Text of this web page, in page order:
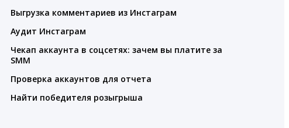
Выгрузка комментариев из Инстаграм
Аудит Инстаграм
Чекап аккаунта в соцсетях: зачем вы платите за
SMM
Проверка аккаунтов для отчета
Найти победителя розыгрыша